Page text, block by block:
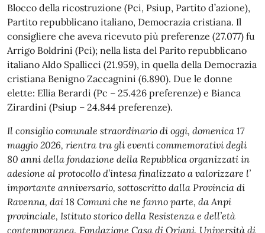
Blocco della ricostruzione (Pci, Psiup, Partito d’azione),
Partito repubblicano italiano, Democrazia cristiana. Il
consigliere che aveva ricevuto più preferenze (27.077) fu
Arrigo Boldrini (Pci); nella lista del Parito repubblicano
italiano Aldo Spallicci (21.959), in quella della Democrazia
cristiana Benigno Zaccagnini (6.890). Due le donne
elette: Ellia Berardi (Pc – 25.426 preferenze) e Bianca
Zirardini (Psiup – 24.844 preferenze).
Il consiglio comunale straordinario di oggi, domenica 17
maggio 2026, rientra tra gli eventi commemorativi degli
80 anni della fondazione della Repubblica organizzati in
adesione al protocollo d’intesa finalizzato a valorizzare l’
importante anniversario, sottoscritto dalla Provincia di
Ravenna, dai 18 Comuni che ne fanno parte, da Anpi
provinciale, Istituto storico della Resistenza e dell’età
contemporanea, Fondazione Casa di Oriani, Università di